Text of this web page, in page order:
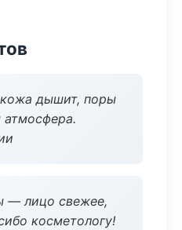
дышит, поры
атмосфера.
— лицо свежее,
косметологу!